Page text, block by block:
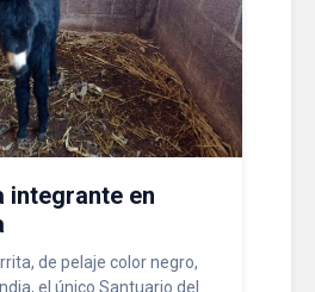
integrante en
de pelaje color negro,
el único Santuario del